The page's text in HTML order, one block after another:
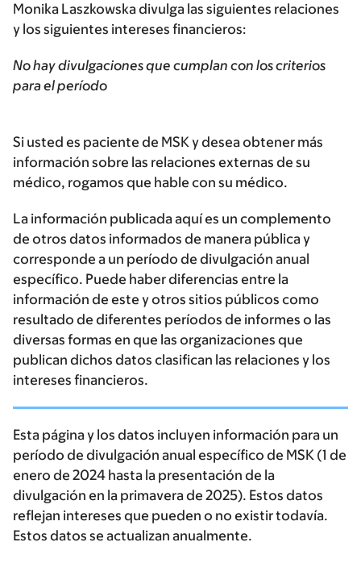
Monika Laszkowska divulga las siguientes relaciones
y los siguientes intereses financieros:
No hay divulgaciones que cumplan con los criterios
para el período
Si usted es paciente de MSK y desea obtener más
información sobre las relaciones externas de su
médico, rogamos que hable con su médico.
La información publicada aquí es un complemento
de otros datos informados de manera pública y
corresponde a un período de divulgación anual
específico. Puede haber diferencias entre la
información de este y otros sitios públicos como
resultado de diferentes períodos de informes o las
diversas formas en que las organizaciones que
publican dichos datos clasifican las relaciones y los
intereses financieros.
Esta página y los datos incluyen información para un
período de divulgación anual específico de MSK (1 de
enero de 2024 hasta la presentación de la
divulgación en la primavera de 2025). Estos datos
reflejan intereses que pueden o no existir todavía.
Estos datos se actualizan anualmente.